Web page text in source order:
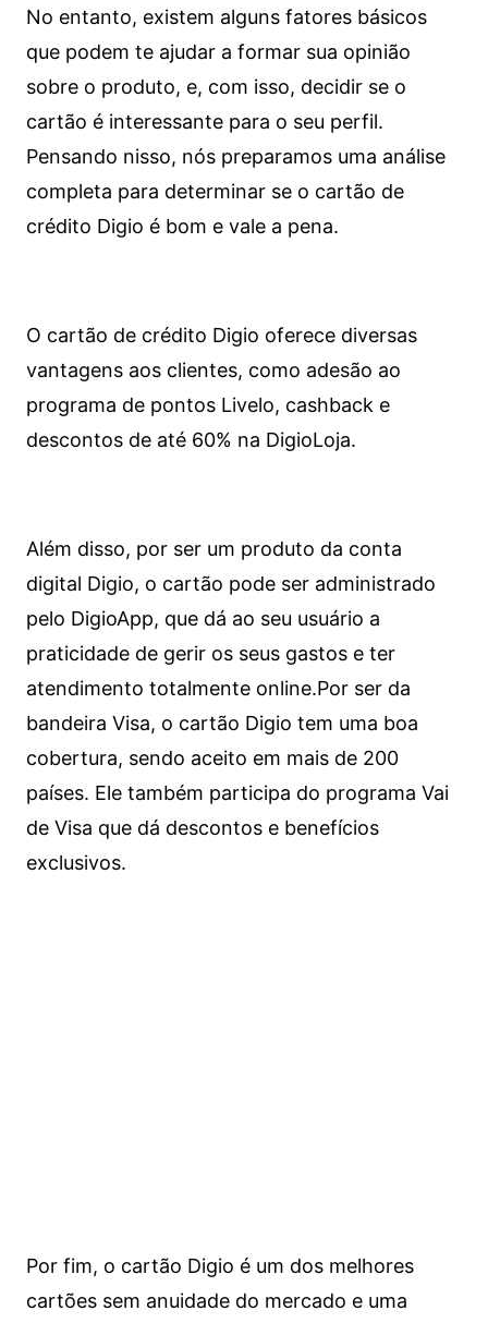
No entanto, existem alguns fatores básicos
que podem te ajudar a formar sua opinião
sobre o produto, e, com isso, decidir se o
cartão é interessante para o seu perfil.
Pensando nisso, nós preparamos uma análise
completa para determinar se o cartão de
crédito Digio é bom e vale a pena.
O cartão de crédito Digio oferece diversas
vantagens aos clientes, como adesão ao
programa de pontos Livelo, cashback e
descontos de até 60% na DigioLoja.
Além disso, por ser um produto da conta
digital Digio, o cartão pode ser administrado
pelo DigioApp, que dá ao seu usuário a
praticidade de gerir os seus gastos e ter
atendimento totalmente online.Por ser da
bandeira Visa, o cartão Digio tem uma boa
cobertura, sendo aceito em mais de 200
países. Ele também participa do programa Vai
de Visa que dá descontos e benefícios
exclusivos.
Por fim, o cartão Digio é um dos melhores
cartões sem anuidade do mercado e uma